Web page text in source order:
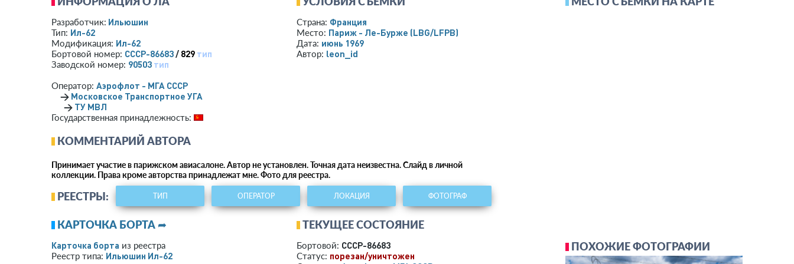
Разработчик: Ильюшин
Тип: Ил-62
Модификация: Ил-62
Бортовой номер: СССР-86683/ 829 тип
Заводской номер: 90503 тип
Оператор: Аэрофлот - МГА СССР
→ Московское Транспортное УГА
→ ТУ МВЛ
Государственная принадлежность:
Страна: Франция
Место: Париж - Ле-Бурже (LBG/LFPB)
Дата: июнь 1969
Автор: leon_id
КОММЕНТАРИЙ АВТОРА
Принимает участие в парижском авиасалоне. Автор не установлен. Точная дата неизвестна. Слайд в личной
коллекции. Права кроме авторства принадлежат мне. Фото для реестра.
РЕЕСТРЫ: ТИП ОПЕРАТОР ЛОКАЦИЯ ФОТОГРАФ
КАРТОЧКА БОРТА ➦
Карточка борта из реестра
Реестр типа: Ильюшин Ил-62
ТЕКУЩЕЕ СОСТОЯНИЕ
Бортовой: СССР-86683
Статус: порезан/уничтожен
ПОХОЖИЕ ФОТОГРАФИИ